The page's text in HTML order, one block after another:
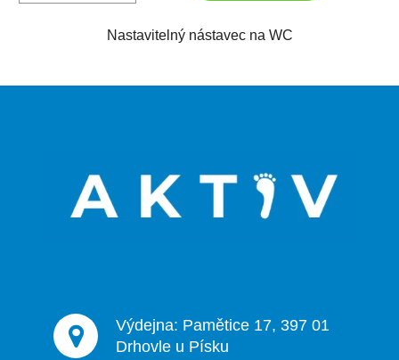
Nastavitelný nástavec na WC
Výdejna: Pamětice 17, 397 01
Drhovle u Písku